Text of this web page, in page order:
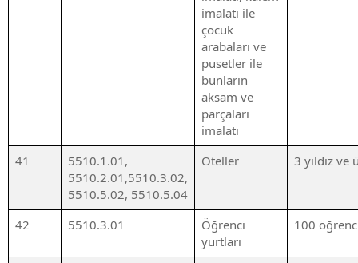
imalatı ile
çocuk
arabaları ve
pusetler ile
bunların
aksam ve
parçaları
imalatı
41
5510.1.01,
5510.2.01,5510.3.02,
5510.5.02, 5510.5.04
Oteller 3 yıldız ve
42 5510.3.01
Öğrenci
yurtları
100